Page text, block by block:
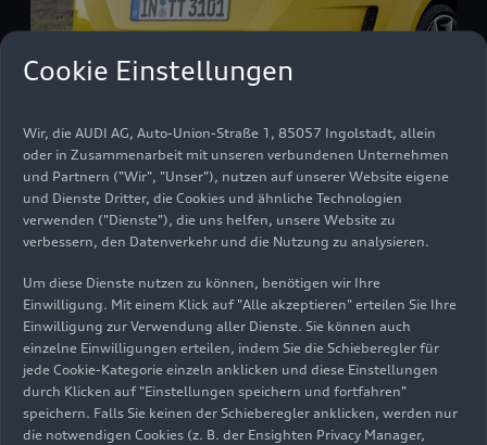
Für beide Motorisierungen bietet Audi ein
Siebengang-Doppelkupplungsgetriebean. Der
45 TSFI ist zusätzlich mit Sechs-Gang-
Handschaltgetriebe
erhältlich. Bei beiden
Getriebearten ermöglichen kurz übersetzte
untere Gänge eine kraftvolle Beschleunigung,
während die lange Übersetzung des jeweils
höchsten Gangs das Drehzahlniveau und mit ihm
den Verbrauch senkt.
Cookie Einstellungen
Wir, die AUDI AG, Auto-Union-Straße 1, 85057 Ingolstadt, allein
oder in Zusammenarbeit mit unseren verbundenen Unternehmen
und Partnern ("Wir", "Unser"), nutzen auf unserer Website eigene
und Dienste Dritter, die Cookies und ähnliche Technologien
verwenden ("Dienste"), die uns helfen, unsere Website zu
verbessern, den Datenverkehr und die Nutzung zu analysieren.
Um diese Dienste nutzen zu können, benötigen wir Ihre
Einwilligung. Mit einem Klick auf "Alle akzeptieren" erteilen Sie Ihre
Einwilligung zur Verwendung aller Dienste. Sie können auch
einzelne Einwilligungen erteilen, indem Sie die Schieberegler für
jede Cookie-Kategorie einzeln anklicken und diese Einstellungen
durch Klicken auf "Einstellungen speichern und fortfahren"
speichern. Falls Sie keinen der Schieberegler anklicken, werden nur
die notwendigen Cookies (z. B. der Ensighten Privacy Manager,